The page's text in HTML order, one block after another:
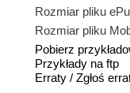
Rozmiar pliku
Rozmiar pliku
Pobierz
Przykłady na ftp
Erraty / Zgłoś